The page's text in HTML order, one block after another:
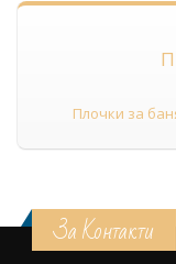
Плочки за
За Контакти